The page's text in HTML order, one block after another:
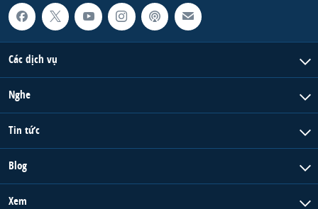
Các dịch vụ
Nghe
Tin tức
Blog
Xem